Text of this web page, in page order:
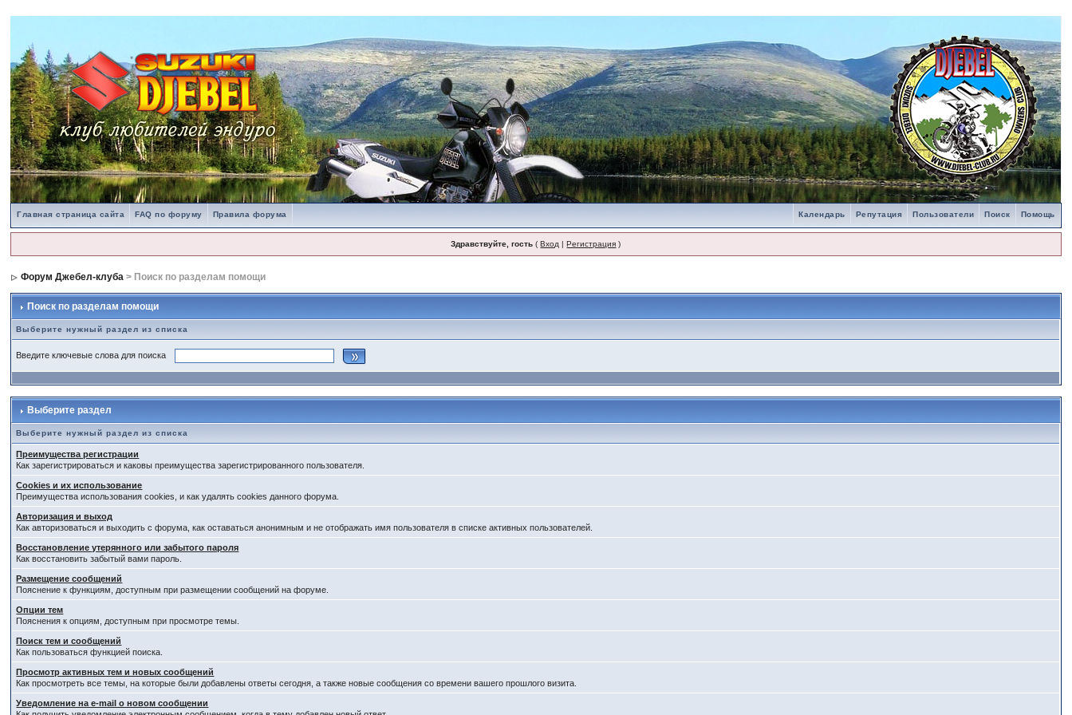
Главная страница сайта FAQ по форуму Правила форума Помощь
Поиск
Пользователи
Репутация
Календарь
Здравствуйте, гость (Вход |Регистрация )
Форум Джебел-клуба > Поиск по разделам помощи
Поиск по разделам помощи
Выберите нужный раздел из списка
Введите ключевые слова для поиска
Выберите раздел
Выберите нужный раздел из списка
Преимущества регистрации
Как зарегистрироваться и каковы преимущества зарегистрированного пользователя.
Cookies и их использование
Преимущества использования cookies, и как удалять cookies данного форума.
Авторизация и выход
Как авторизоваться и выходить с форума, как оставаться анонимным и не отображать имя пользователя в списке активных пользователей.
Восстановление утерянного или забытого пароля
Как восстановить забытый вами пароль.
Размещение сообщений
Пояснение к функциям, доступным при размещении сообщений на форуме.
Опции тем
Пояснения к опциям, доступным при просмотре темы.
Поиск тем и сообщений
Как пользоваться функцией поиска.
Просмотр активных тем и новых сообщений
Как просмотреть все темы, на которые были добавлены ответы сегодня, а также новые сообщения со времени вашего прошлого визита.
Уведомление на е-mail о новом сообщении